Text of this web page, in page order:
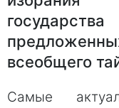
всеобщего
Самые